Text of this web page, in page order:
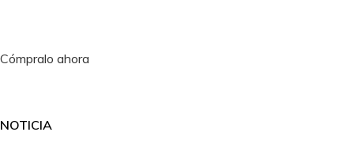
Cómpralo ahora
NOTICIA